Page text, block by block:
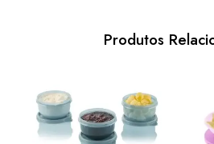
Produtos